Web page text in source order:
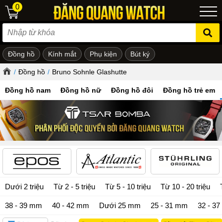
em
0
Đồng hồ Kính mắt Phụ kiện Bút ký
/ Đồng hồ / Bruno Sohnle Glashutte
Đồng hồ nam Đồng hồ nữ Đồng hồ đôi Đồng hồ trẻ em
Dưới 2 triệu Từ 2 - 5 triệu Từ 5 - 10 triệu Từ 10 - 20 triệu
38 - 39 mm 40 - 42 mm Dưới 25 mm 25 - 31 mm 32 -